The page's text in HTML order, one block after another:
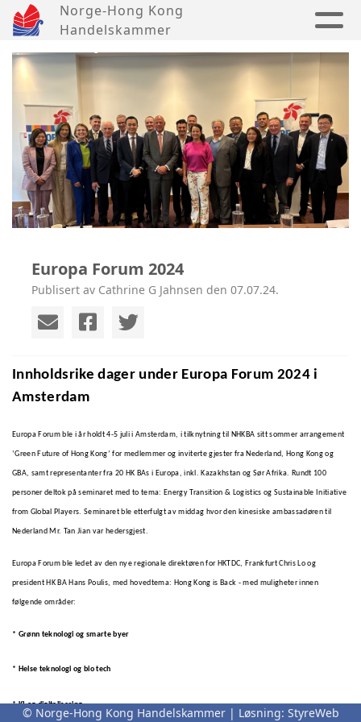
Norge-Hong Kong
Handelskammer
Europa Forum 2024
Publisert av Cathrine G Jahnsen den 07.07.24.
Innholdsrike dager under Europa Forum 2024 i
Amsterdam
Europa Forum ble i år holdt 4-5 juli i Amsterdam, i tilknytning til NHKBA sitt sommer arrangement
‘Green Future of Hong Kong’ for medlemmer og inviterte gjester fra Nederland, Hong Kong og
GBA, samt representanter fra 20 HK BAs i Europa, inkl. Kazakhstan og Sør Afrika. Rundt 100
personer deltok på seminaret med to tema: Energy Transition & Logistics og Sustainable Initiative
from Global Players. Seminaret ble etterfulgt av middag hvor den kinesiske ambassadøren til
Nederland Mr. Tan Jian var hedersgjest.
Europa Forum ble ledet av den nye regionale direktøren for HKTDC, Frankfurt Chris Lo og
president HK BA Hans Poulis, med hovedtema: Hong Kong is Back - med muligheter innen
følgende områder:
* Grønn teknologi og smarte byer
* Helse teknologi og bio tech
* KI og digitalisering
© Norge-Hong Kong Handelskammer | Løsning: StyreWeb